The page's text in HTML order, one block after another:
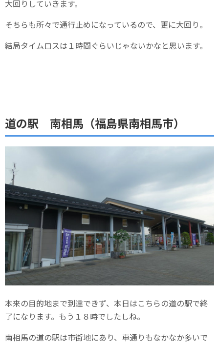
大回りしていきます。
そちらも所々で通行止めになっているので、更に大回り。
結局タイムロスは１時間ぐらいじゃないかなと思います。
道の駅 南相馬（福島県南相馬市）
本来の目的地まで到達できず、本日はこちらの道の駅で終
了になります。もう１８時でしたしね。
南相馬の道の駅は市街地にあり、車通りもなかなか多いで